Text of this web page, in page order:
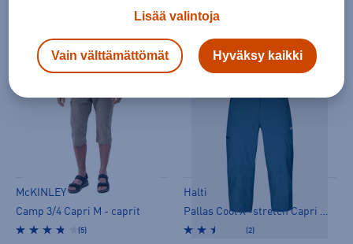
30pv alin hinta: 59,99€
Norm. hinta:
30pv alin hinta: 49,99€
-40%
McKINLEY
Camp 3/4 Capri M - caprit
(5)
-16%
Halti
(2)
Lisää valintoja
Vain välttämättömät Hyväksy kaikki